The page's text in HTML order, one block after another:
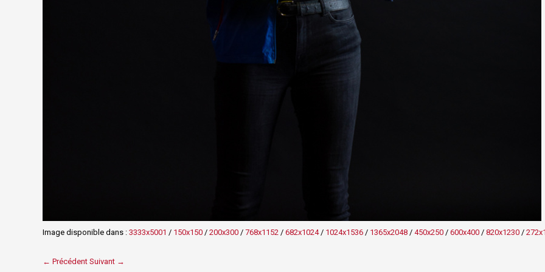
Image disponible dans : 3333x5001 / 150x150/ 200x300/ 768x1152/ 682x1024/ 1024x1536/ 1365x2048/ 450x250/ 600x400/ 820x1230/
← Précédent Suivant →